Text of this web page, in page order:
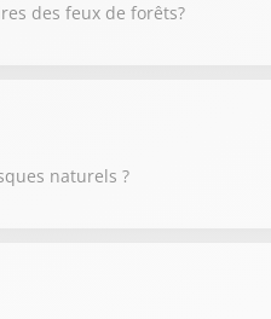
des feux de forêts?
naturels ?